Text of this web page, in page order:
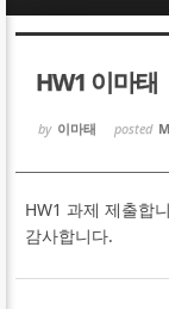
HW1 이마태
by 이마태 posted
HW1 과제 제출합
감사합니다.